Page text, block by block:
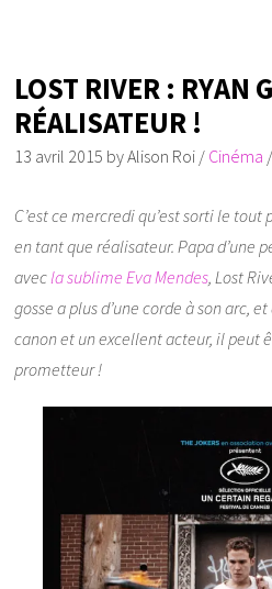
LOST RIVER : RYAN
RÉALISATEUR !
13 avril 2015 byAlison Roi / Cinéma /
C’est ce mercredi qu’est sorti le
en tant que réalisateur. Papa d’une
avec la sublime Eva Mendes, Lost
gosse a plus d’une corde à son arc,
canon et un excellent acteur, il peut
prometteur !